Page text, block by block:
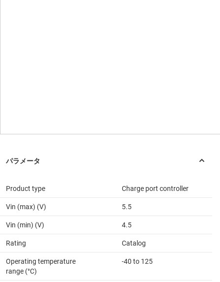
Product type Charge port controller
Vin (max) (V) 5.5
Vin (min) (V) 4.5
Rating Catalog
Operating temperature
range (°C)
-40 to 125